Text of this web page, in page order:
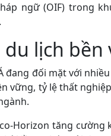
ngữ (OIF) trong
lịch
đang đối mặt với
vững, tỷ lệ thất
Horizon tăng cường